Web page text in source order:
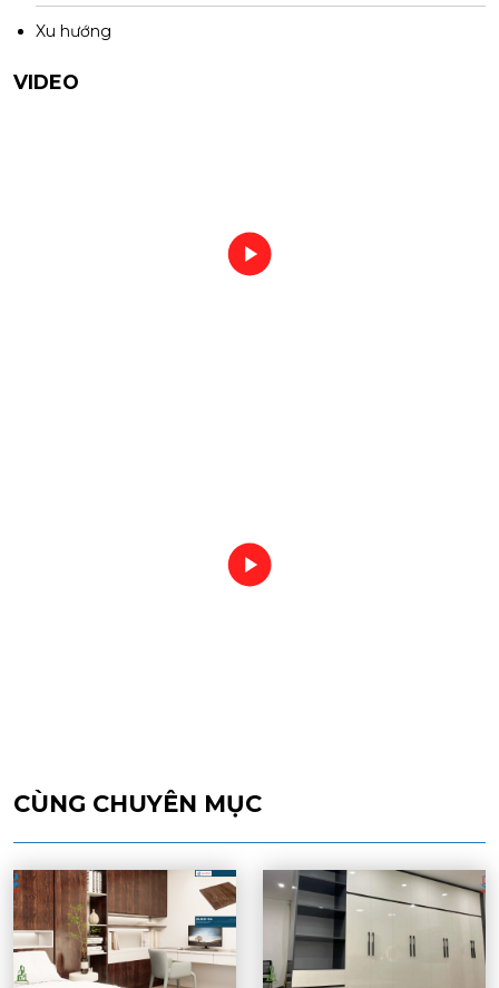
Xu hướng
VIDEO
CÙNG CHUYÊN MỤC